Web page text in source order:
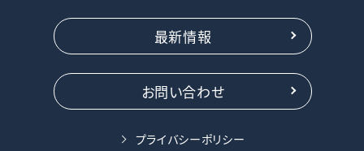
最新情報
お問い合わせ
プライバシーポリシー